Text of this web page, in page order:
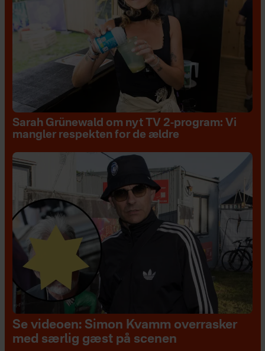
Sarah Grünewald om nyt TV 2-program: Vi
mangler respekten for de ældre
Se videoen: Simon Kvamm overrasker
med særlig gæst på scenen